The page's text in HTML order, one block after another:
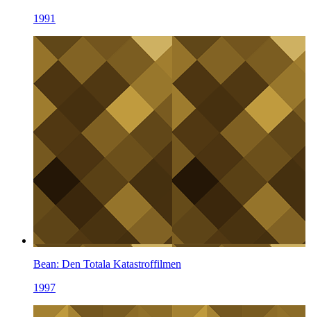
1991
Bean: Den Totala Katastroffilmen
1997